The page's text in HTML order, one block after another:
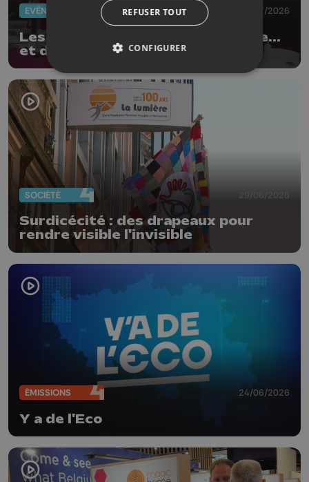
EVÈNEMENTS 03/07/2026
Les Ardentes : 20 ans de musique...
et de style !
SOCIÉTÉ 29/06/2026
Surdicécité : des drapeaux pour
rendre visible l'invisible
ÉMISSIONS 24/06/2026
Y a de l'Eco
REFUSER TOUT
CONFIGURER